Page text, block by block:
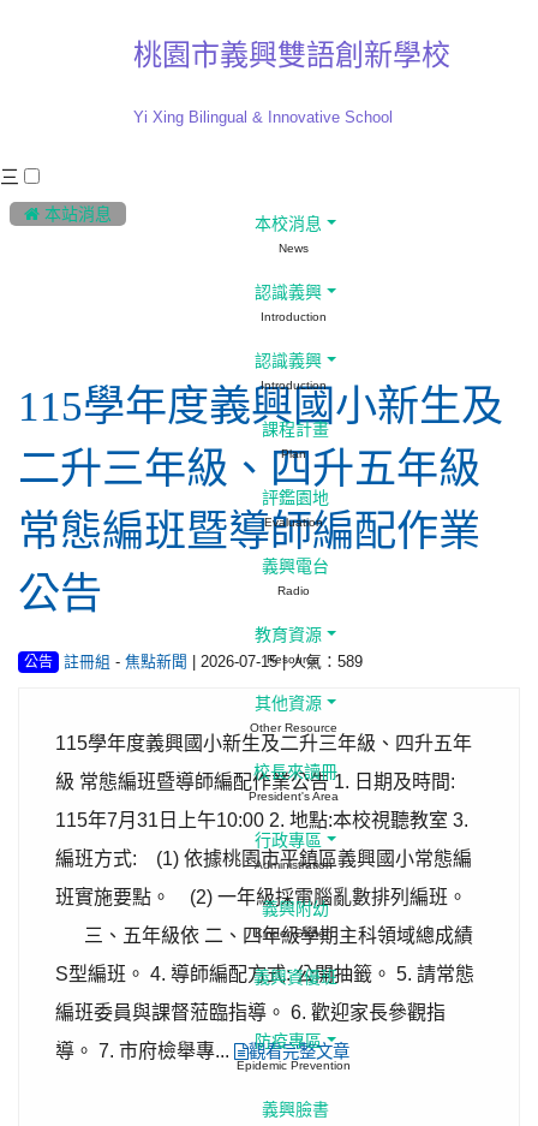
:::
 本站消息
行政公告
115學年度義興國小新生及
二升三年級、四升五年級
常態編班暨導師編配作業
公告
公告 註冊組 - 焦點新聞 | 2026-07-15 | 人氣：589
115學年度義興國小新生及二升三年級、四升五年
級 常態編班暨導師編配作業公告 1. 日期及時間:
115年7月31日上午10:00 2. 地點:本校視聽教室 3.
編班方式: (1) 依據桃園市平鎮區義興國小常態編
班實施要點。 (2) 一年級採電腦亂數排列編班。
三、五年級依 二、四年級學期主科領域總成績
S型編班。 4. 導師編配方式: 公開抽籤。 5. 請常態
編班委員與課督蒞臨指導。 6. 歡迎家長參觀指
導。 7. 市府檢舉專...
觀看完整文章
桃園市義興雙語創新學校
Yi Xing Bilingual & Innovative School
三
本校消息
News
認識義興
Introduction
認識義興
Introduction
課程計畫
Plan
評鑑園地
Evaluation
義興電台
Radio
教育資源
Resource
其他資源
Other Resource
校長來讀冊
President's Area
行政專區
Administration
義興附幼
Kinder Garten
義興資優班
防疫專區
Epidemic Prevention
義興臉書